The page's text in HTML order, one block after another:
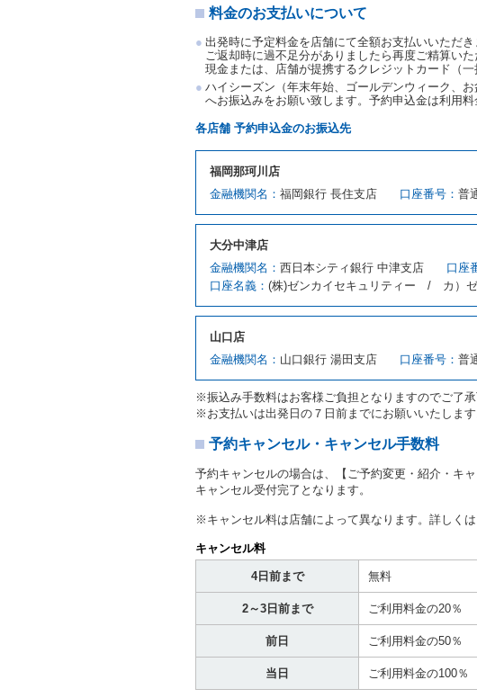
第３項の場合、第１項の貸渡しをするこ
第６条（免責）
当社及び借受人は、予約が取り消され、
何らの請求をしないものとします。
第３章／貸 渡 し
ます。ただし、貸し渡すことができるレ
該当する場合を除きます。
運転者は、貸渡契約の締結にあたり、約
当社は、監督官庁の基本通達（注１）に
許の種類及び運転免許証（注２）の番号
対し、借受人の指定する運転者（以下「
注１）監督官庁の基本通達とは、国土
転免許証をいいます。
当社は、貸渡契約の締結にあたり、借受
書類の写しをとることがあります。
当社は、貸渡契約の締結にあたり、借受
ることがあります。
当社は、借受人又は運転者が前3項に従
なお、この場合の予約申込金等の扱いに
第８条（貸渡契約の締結の拒絶）
借受人（運転者）が次の各号のいずれか
① 貸し渡すレンタカーの運転に必要な
わらず、その運転者の運転免許証の写
③ 麻薬、覚せい剤、シンナー、危険ド
④ チャイルドシートがないにもかかわ
⑤ 指定暴力団若しくは指定暴力団関係
き。
料金のお支払いについて
出発時に予定料金を店舗にて全額お支払いいただき
ご返却時に過不足分がありましたら再度ご精算いた
現金または、店舗が提携するクレジットカード（
ハイシーズン（年末年始、ゴールデンウィーク、
へお振込みをお願い致します。予約申込金は利用
各店舗 予約申込金のお振込先
福岡那珂川店
金融機関名： 福岡銀行 長住支店 口座番号： 普
大分中津店
金融機関名： 西日本シティ銀行 中津支店 口座
口座名義： (株)ゼンカイセキュリティー / カ）ゼ
山口店
金融機関名： 山口銀行 湯田支店 口座番号： 普
※振込み手数料はお客様ご負担となりますのでご了承
※お支払いは出発日の７日前までにお願いいたします
予約キャンセル・キャンセル手数料
予約キャンセルの場合は、【ご予約変更・紹介・キ
キャンセル受付完了となります。
※キャンセル料は店舗によって異なります。詳しく
キャンセル料
4日前まで 無料
2～3日前まで ご利用料金の20％
前日 ご利用料金の50％
当日 ご利用料金の100％